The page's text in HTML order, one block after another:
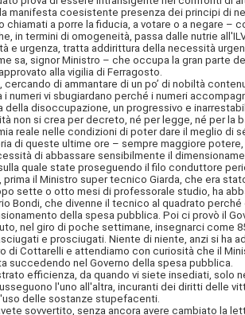
manifesta coesistente presenza dei principi di
a porre la fiducia, a votare o a negare –
in termini di omogeneità, passa dalle nutrie
e urgenza, tratta addirittura della necessità
sa, signor Ministro – che occupa la gran parte
alla vigilia di Ferragosto.
di ammantare di un po’ di nobiltà
numeri vi sbugiardano perché i numeri
della disoccupazione, un progressivo e
non si crea per decreto, né per legge, né per la
reale nelle condizioni di poter dare il meglio di
di queste ultime ore – sempre maggiore
di abbassare sensibilmente il
quale state proseguendo il filo conduttore
prima il Ministro super tecnico Giarda, che era
sette o otto mesi di professorale studio, ha
Bondi, che divenne il tecnico al quadrato
della spesa pubblica. Poi ci provò il
nel giro di poche settimane, insegnarci come
e prosciugati. Niente di niente, anzi si ha
di Cottarelli e attendiamo con curiosità che il
succedendo nel Governo della spesa pubblica.
efficienza, da quando vi siete insediati, solo
l'uno all'altra, incuranti dei diritti delle
delle sostanze stupefacenti.
sovvertito, senza ancora avere cambiato la